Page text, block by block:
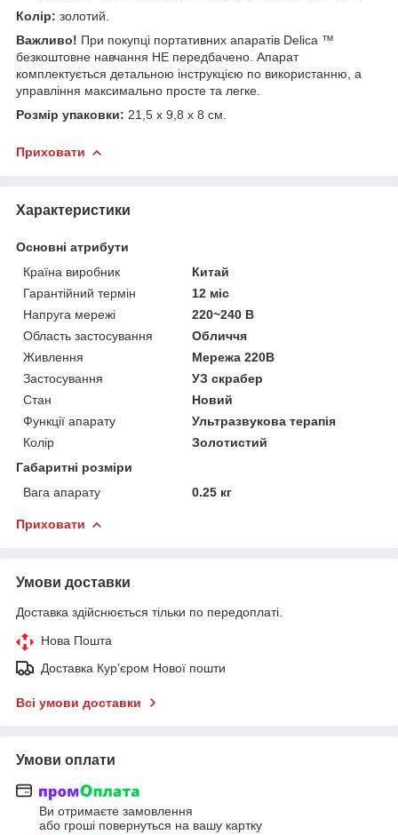
Колір: золотий.
Важливо! При покупці портативних апаратів Delica ™
безкоштовне навчання НЕ передбачено. Апарат
комплектується детальною інструкцією по використанню, а
управління максимально просте та легке.
Розмір упаковки: 21,5 х 9,8 х 8 см.
Приховати
Характеристики
Основні атрибути
Країна виробник
Китай
Гарантійний термін
12 міс
Напруга мережі
220~240 В
Область застосування
Обличчя
Живлення
Мережа 220В
Застосування
УЗ скрабер
Стан
Новий
Функції апарату
Ультразвукова терапія
Колір
Золотистий
Габаритні розміри
Вага апарату
0.25 кг
Приховати
Умови доставки
Доставка здійснюється тільки по передоплаті.
Нова Пошта
Доставка Курʼєром Нової пошти
Всі умови доставки
Умови оплати
Ви отримаєте замовлення
або гроші повернуться на вашу картку